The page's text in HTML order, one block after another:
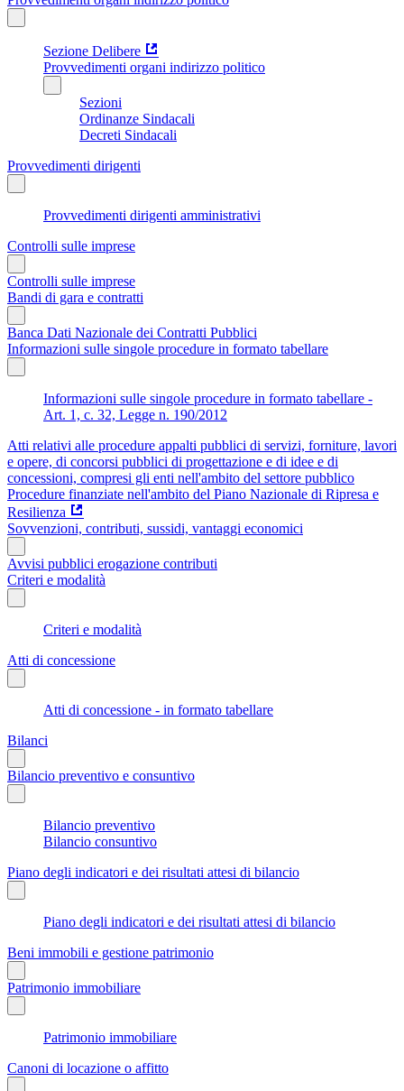
Sezione Delibere
Provvedimenti organi indirizzo politico
Sezioni
Ordinanze Sindacali
Decreti Sindacali
Provvedimenti dirigenti
Provvedimenti dirigenti amministrativi
Controlli sulle imprese
Controlli sulle imprese
Bandi di gara e contratti
Banca Dati Nazionale dei Contratti Pubblici
Informazioni sulle singole procedure in formato tabellare
Informazioni sulle singole procedure in formato tabellare -
Art. 1, c. 32, Legge n. 190/2012
Atti relativi alle procedure appalti pubblici di servizi, forniture, lavori
e opere, di concorsi pubblici di progettazione e di idee e di
concessioni, compresi gli enti nell'ambito del settore pubblico
Procedure finanziate nell'ambito del Piano Nazionale di Ripresa e
Resilienza
Sovvenzioni, contributi, sussidi, vantaggi economici
Avvisi pubblici erogazione contributi
Criteri e modalità
Criteri e modalità
Atti di concessione
Atti di concessione - in formato tabellare
Bilanci
Bilancio preventivo e consuntivo
Bilancio preventivo
Bilancio consuntivo
Piano degli indicatori e dei risultati attesi di bilancio
Piano degli indicatori e dei risultati attesi di bilancio
Beni immobili e gestione patrimonio
Patrimonio immobiliare
Patrimonio immobiliare
Canoni di locazione o affitto